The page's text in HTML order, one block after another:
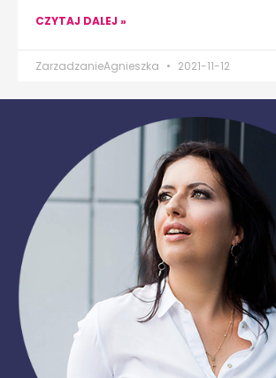
CZYTAJ DALEJ »
ZarzadzanieAgnieszka 2021-11-12